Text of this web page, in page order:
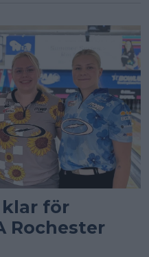
klar för
Rochester